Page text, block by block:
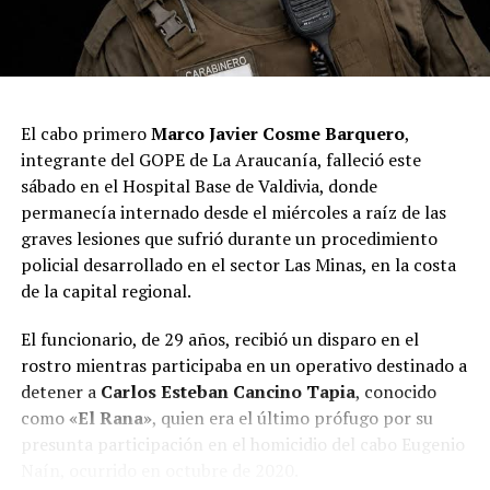
imputados fueron puestos a disposición del Juzgado de
Garantía para su respectivo control de detención.
permitió avanzar en el esclarecimiento del homicidio
frustrado investigado y sacar de circulación drogas,
elementos asociados a su comercialización y evidencia
relevante para la causa penal.
13
El cabo primeroMarco Javier Cosme Barquero,
integrante del GOPE de La Araucanía, falleció este
sábado en el Hospital Base de Valdivia, donde
permanecía internado desde el miércoles a raíz de las
graves lesiones que sufrió durante un procedimiento
policial desarrollado en el sector Las Minas, en la costa
de la capital regional.
El funcionario, de 29 años, recibió un disparo en el
rostro mientras participaba en un operativo destinado a
detener a Carlos Esteban Cancino Tapia, conocido
como«El Rana», quien era el último prófugo por su
presunta participación en el homicidio del cabo Eugenio